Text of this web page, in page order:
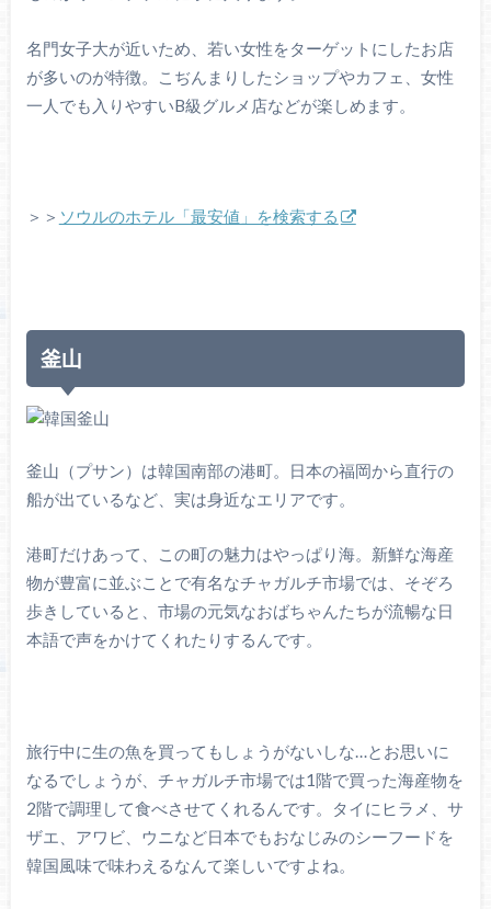
名門女子大が近いため、若い女性をターゲットにしたお店
が多いのが特徴。こぢんまりしたショップやカフェ、女性
一人でも入りやすいB級グルメ店などが楽しめます。
＞＞ ソウルのホテル「最安値」を検索する
釜山
釜山（プサン）は韓国南部の港町。日本の福岡から直行の
船が出ているなど、実は身近なエリアです。
港町だけあって、この町の魅力はやっぱり海。新鮮な海産
物が豊富に並ぶことで有名なチャガルチ市場では、そぞろ
歩きしていると、市場の元気なおばちゃんたちが流暢な日
本語で声をかけてくれたりするんです。
旅行中に生の魚を買ってもしょうがないしな…とお思いに
なるでしょうが、チャガルチ市場では1階で買った海産物を
2階で調理して食べさせてくれるんです。タイにヒラメ、サ
ザエ、アワビ、ウニなど日本でもおなじみのシーフードを
韓国風味で味わえるなんて楽しいですよね。